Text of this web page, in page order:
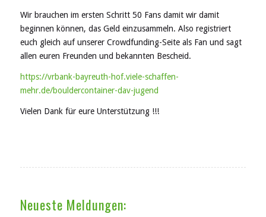
Wir brauchen im ersten Schritt 50 Fans damit wir damit
beginnen können, das Geld einzusammeln. Also registriert
euch gleich auf unserer Crowdfunding-Seite als Fan und sagt
allen euren Freunden und bekannten Bescheid.
https://vrbank-bayreuth-hof.viele-schaffen-
mehr.de/bouldercontainer-dav-jugend
Vielen Dank für eure Unterstützung !!!
Neueste Meldungen: